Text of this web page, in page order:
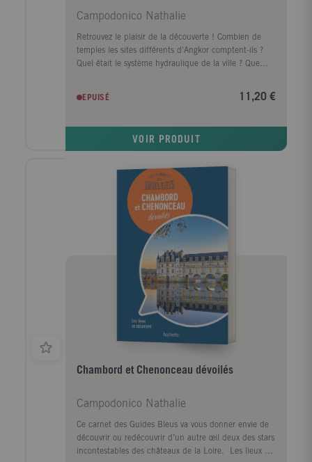
Campodonico Nathalie
Retrouvez le plaisir de la découverte ! Combien de
temples les sites différents d'Angkor comptent-ils ?
Quel était le système hydraulique de la ville ? Que
d'Angkor Vat ? Qu'est-ce que la citadelle des Femmes
? Ce nouveau carnet de la collection des Guides Bleus
enfouie dans la végétation. Des visites passionnantes
pour découvrir les secrets de la construction des
monuments d'Angkor. Des focus pour apprendre à
mieux regarder les chefs-d'oeuvre. Un quizz pour
tester vos connaissances tout en vous amusant. Un
format poche, une maquette élégante et colorée.
EPUISÉ 11,20 €
VOIR PRODUIT
Chambord et Chenonceau dévoilés
Campodonico Nathalie
Ce carnet des Guides Bleus va vous donner envie de
découvrir ou redécouvrir d’un autre œil deux des stars
incontestables des châteaux de la Loire. Les lieux se